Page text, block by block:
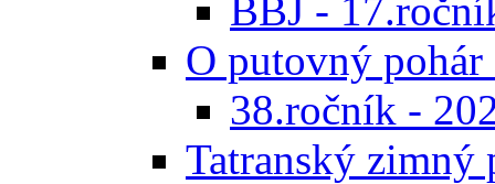
BBJ -
O putovný
38.ročník -
Tatranský zimný